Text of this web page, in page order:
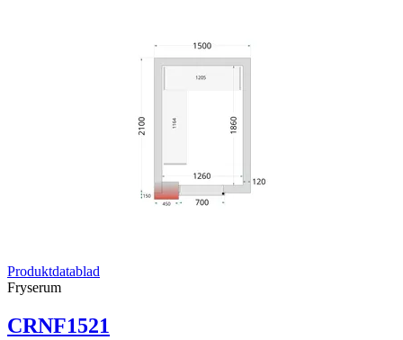
Produktdatablad
Fryserum
CRNF1521